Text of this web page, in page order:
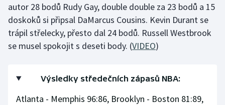
autor 28 bodů Rudy Gay, double double za 23 bodů a 15
doskoků si připsal DaMarcus Cousins. Kevin Durant se
trápil střelecky, přesto dal 24 bodů. Russell Westbrook
se musel spokojit s deseti body. (VIDEO)
Výsledky středečních zápasů NBA:
Atlanta - Memphis 96:86, Brooklyn - Boston 81:89,